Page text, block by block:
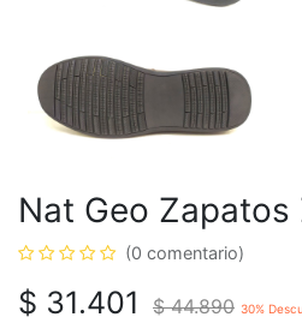
Nat Geo Zapatos
(0 comentario)
$ 31.401 $44.890 30%